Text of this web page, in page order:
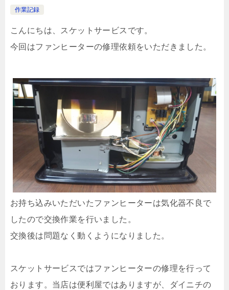
作業記録
こんにちは、スケットサービスです。
今回はファンヒーターの修理依頼をいただきました。
お持ち込みいただいたファンヒーターは気化器不良で
したので交換作業を行いました。
交換後は問題なく動くようになりました。
スケットサービスではファンヒーターの修理を行って
おります。当店は便利屋ではありますが、ダイニチの